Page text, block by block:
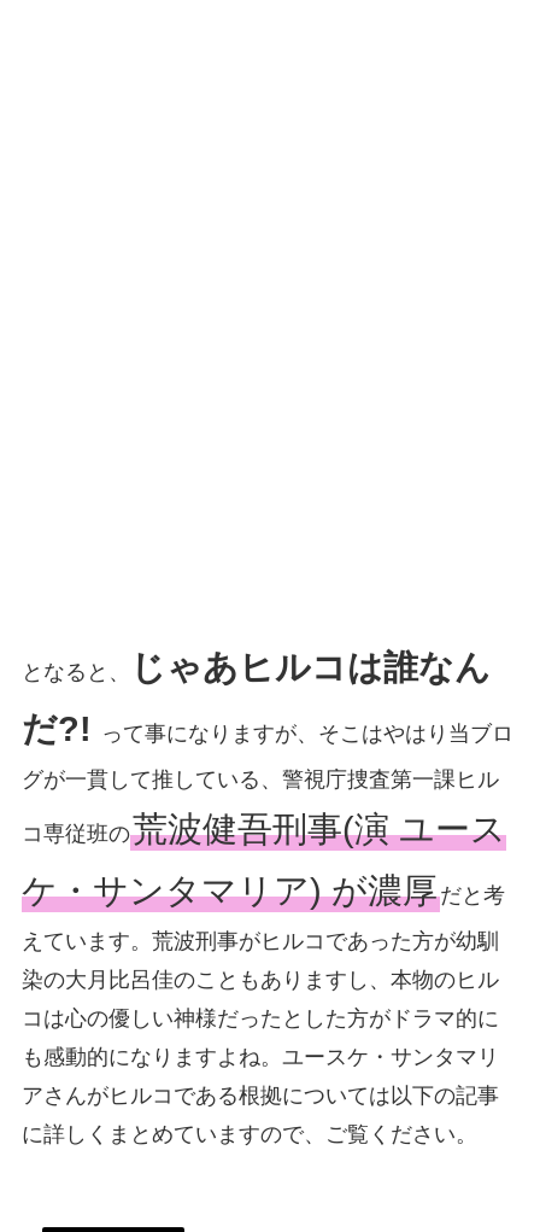
となると、
じゃあヒルコは誰なん
だ?!
って事になりますが、そこはやはり当ブロ
グが一貫して推している、警視庁捜査第一課ヒル
コ専従班の荒波健吾刑事(演 ユース
ケ・サンタマリア) が濃厚だと考
えています。荒波刑事がヒルコであった方が幼馴
染の大月比呂佳のこともありますし、本物のヒル
コは心の優しい神様だったとした方がドラマ的に
も感動的になりますよね。ユースケ・サンタマリ
アさんがヒルコである根拠については以下の記事
に詳しくまとめていますので、ご覧ください。